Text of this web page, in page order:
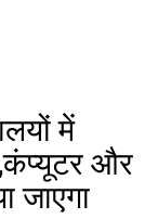
में
और
जाएगा